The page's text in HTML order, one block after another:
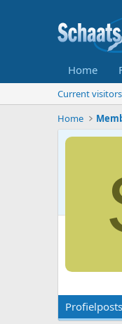
Home
Current visitors
Home
Profielposts